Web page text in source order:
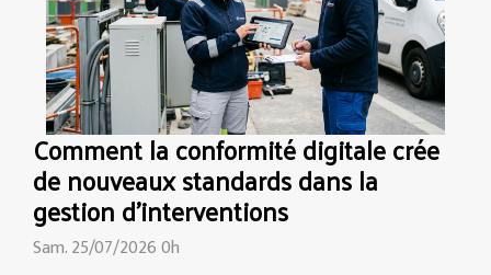
Comment la conformité digitale crée
de nouveaux standards dans la
gestion d’interventions
Sam. 25/07/2026 0h